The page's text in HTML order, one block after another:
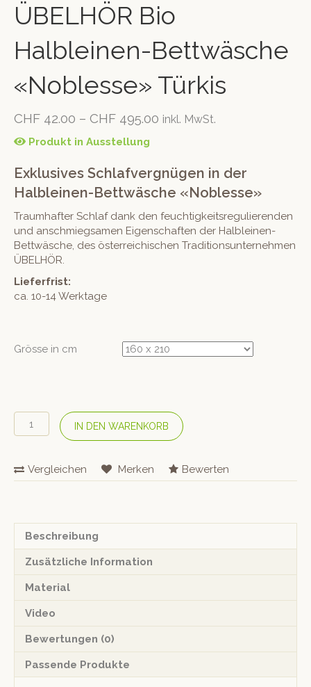
ÜBELHÖR Bio
Halbleinen-Bettwäsche
«Noblesse» Türkis
CHF 42.00 – CHF 495.00 inkl. MwSt.
Produkt in Ausstellung
Exklusives Schlafvergnügen in der
Halbleinen-Bettwäsche «Noblesse»
Traumhafter Schlaf dank den feuchtigkeitsregulierenden
und anschmiegsamen Eigenschaften der Halbleinen-
Bettwäsche, des österreichischen Traditionsunternehmen
ÜBELHÖR.
Lieferfrist:
ca. 10-14 Werktage
Grösse in cm
ÜBELHÖR
Bio
Bettwäsche
«Noblesse»
IN DEN WARENKORB
Vergleichen Merken Bewerten
Beschreibung
Zusätzliche Information
Material
Video
Bewertungen (0)
Passende Produkte